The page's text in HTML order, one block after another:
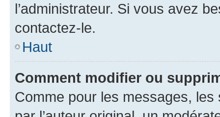
l’administrateur. Si vous avez
contactez-le.
Haut
Comment modifier ou
Comme pour les messages,